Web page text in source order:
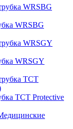
WRSBG
WRSGY
TCT Protective